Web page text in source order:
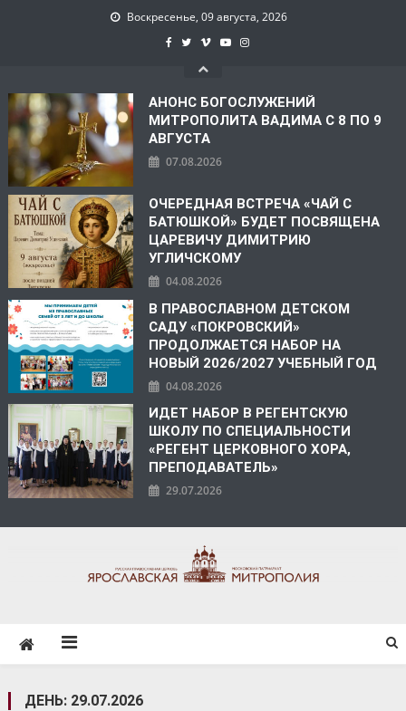
Воскресенье, 09 августа, 2026
АНОНС БОГОСЛУЖЕНИЙ
МИТРОПОЛИТА ВАДИМА С 8 ПО 9
АВГУСТА
07.08.2026
ОЧЕРЕДНАЯ ВСТРЕЧА «ЧАЙ С
БАТЮШКОЙ» БУДЕТ ПОСВЯЩЕНА
ЦАРЕВИЧУ ДИМИТРИЮ
УГЛИЧСКОМУ
04.08.2026
В ПРАВОСЛАВНОМ ДЕТСКОМ
САДУ «ПОКРОВСКИЙ»
ПРОДОЛЖАЕТСЯ НАБОР НА
НОВЫЙ 2026/2027 УЧЕБНЫЙ ГОД
04.08.2026
ИДЕТ НАБОР В РЕГЕНТСКУЮ
ШКОЛУ ПО СПЕЦИАЛЬНОСТИ
«РЕГЕНТ ЦЕРКОВНОГО ХОРА,
ПРЕПОДАВАТЕЛЬ»
29.07.2026
ДЕНЬ: 29.07.2026